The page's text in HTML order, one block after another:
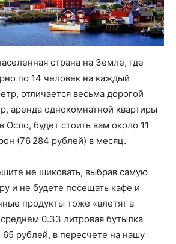
страна на Земле, где
по 14 человек на каждый
отличается весьма дорогой
аренда однокомнатной квартиры
Осло, будет стоить вам около 11
(76 284 рублей) в месяц.
не шиковать, выбрав самую
и не будете посещать кафе и
продукты тоже «влетят в
0.33 литровая бутылка
рублей, в пересчете на нашу